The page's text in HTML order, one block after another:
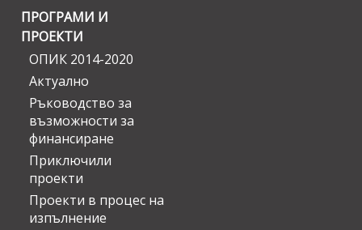
ПРОГРАМИ И
ПРОЕКТИ
ОПИК 2014-2020
Актуално
Ръководство за
възможности за
финансиране
Приключили
проекти
Проекти в процес на
изпълнение